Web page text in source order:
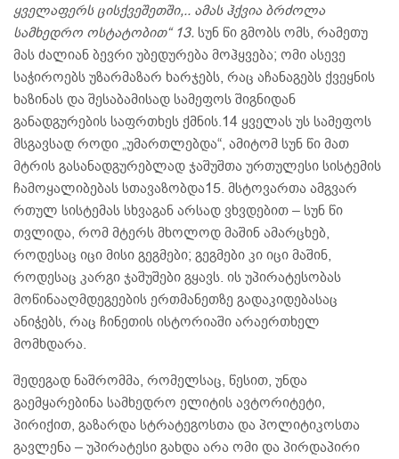
ყველაფერს ცისქვეშეთში,.. ამას ჰქვია ბრძოლა
სამხედრო ოსტატობით“13.სუნ წი გმობს ომს, რამეთუ
მას ძალიან ბევრი უბედურება მოჰყვება; ომი ასევე
საჭიროებს უზარმაზარ ხარჯებს, რაც აჩანაგებს ქვეყნის
ხაზინას და შესაბამისად სამეფოს შიგნიდან
განადგურების საფრთხეს ქმნის.14 ყველას უს სამეფოს
მსგავსად როდი „უმართლებდა“, ამიტომ სუნ წი მათ
მტრის გასანადგურებლად ჯაშუშთა ურთულესი სისტემის
ჩამოყალიბებას სთავაზობდა15. მსტოვართა ამგვარ
რთულ სისტემას სხვაგან არსად ვხვდებით – სუნ წი
თვლიდა, რომ მტერს მხოლოდ მაშინ ამარცხებ,
როდესაც იცი მისი გეგმები; გეგმები კი იცი მაშინ,
როდესაც კარგი ჯაშუშები გყავს. ის უპირატესობას
მოწინააღმდეგეების ერთმანეთზე გადაკიდებასაც
ანიჭებს, რაც ჩინეთის ისტორიაში არაერთხელ
მომხდარა.
შედეგად ნაშრომმა, რომელსაც, წესით, უნდა
გაემყარებინა სამხედრო ელიტის ავტორიტეტი,
პირიქით, გაზარდა სტრატეგოსთა და პოლიტიკოსთა
გავლენა – უპირატესი გახდა არა ომი და პირდაპირი